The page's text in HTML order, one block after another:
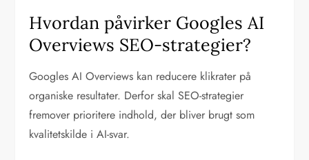
Hvordan påvirker Googles AI
Overviews SEO-strategier?
Googles AI Overviews kan reducere klikrater på
organiske resultater. Derfor skal SEO-strategier
fremover prioritere indhold, der bliver brugt som
kvalitetskilde i AI-svar.